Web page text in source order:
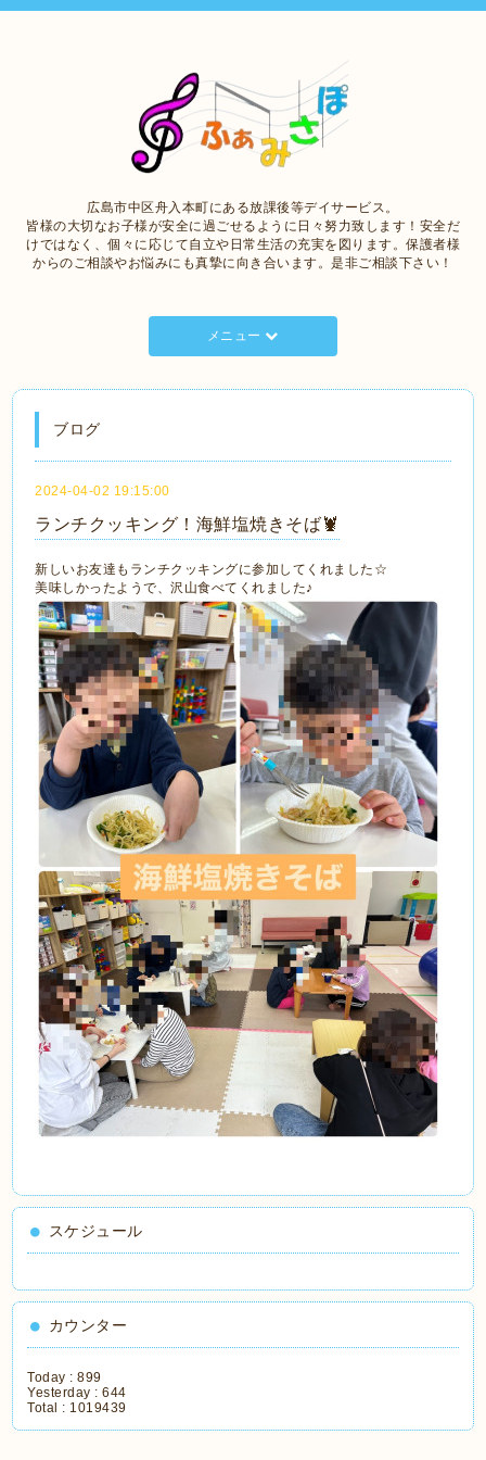
広島市中区舟入本町にある放課後等デイサービス。
皆様の大切なお子様が安全に過ごせるように日々努力致します！安全だ
けではなく、個々に応じて自立や日常生活の充実を図ります。保護者様
からのご相談やお悩みにも真摯に向き合います。是非ご相談下さい！
メニュー
ブログ
2024-04-02 19:15:00
ランチクッキング！海鮮塩焼きそば🦞
新しいお友達もランチクッキングに参加してくれました☆
美味しかったようで、沢山食べてくれました♪
スケジュール
カウンター
Today :899
Yesterday :644
Total : 1019439